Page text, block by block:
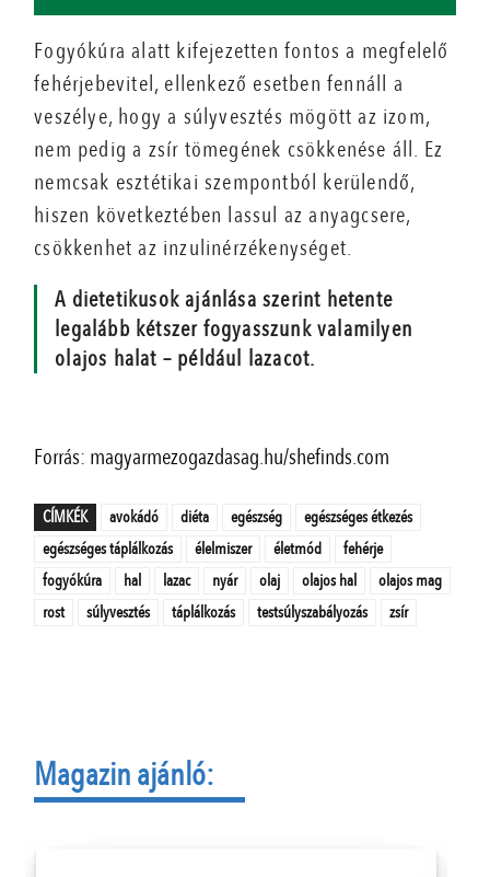
Fogyókúra alatt kifejezetten fontos a megfelelő
fehérjebevitel, ellenkező esetben fennáll a
veszélye, hogy a súlyvesztés mögött az izom,
nem pedig a zsír tömegének csökkenése áll. Ez
nemcsak esztétikai szempontból kerülendő,
hiszen következtében lassul az anyagcsere,
csökkenhet az inzulinérzékenységet.
A dietetikusok ajánlása szerint hetente
legalább kétszer fogyasszunk valamilyen
olajos halat – például lazacot.
Forrás: magyarmezogazdasag.hu/shefinds.com
CÍMKÉK avokádó diéta egészség
egészséges étkezés
egészséges táplálkozás
élelmiszer életmód
fehérje
fogyókúra
hal lazac nyár olaj olajos hal
olajos mag
rost
súlyvesztés táplálkozás testsúlyszabályozás zsír
Magazin ajánló: